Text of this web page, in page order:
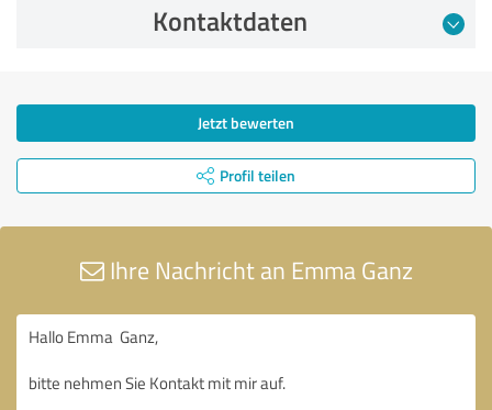
Kontaktdaten
Jetzt bewerten
Profil teilen
Ihre Nachricht an Emma Ganz